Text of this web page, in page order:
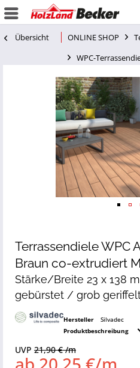
Übersicht ONLINE SHOP
WPC-
Terrassendiele WPC
Braun co-extrudiert
Stärke/Breite 23 x 138
gebürstet / grob
Hersteller
Silvadec
Produktbeschreibung
UVP 21,90 € /m